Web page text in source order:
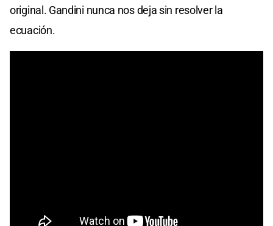
original. Gandini nunca nos deja sin resolver la
ecuación.